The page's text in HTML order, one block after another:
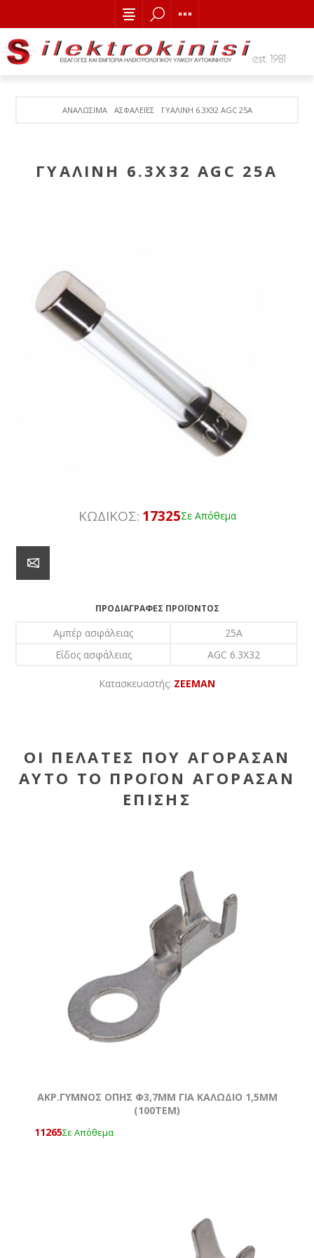
ΑΝΑΛΩΣΙΜΑ ΑΣΦΑΛΕΙΕΣ ΓΥΑΛΙΝΗ 6.3Χ32 AGC 25Α
ΓΥΑΛΙΝΗ 6.3Χ32 AGC 25Α
ΚΩΔΙΚΟΣ: 17325Σε Απόθεμα
ΠΡΟΔΙΑΓΡΑΦΈΣ ΠΡΟΪΌΝΤΟΣ
Αμπέρ ασφάλειας
25A
Είδος ασφάλειας
AGC 6.3X32
Κατασκευαστής: ZEEMAN
ΟΙ ΠΕΛΆΤΕΣ ΠΟΥ ΑΓΌΡΑΣΑΝ
ΑΥΤΌ ΤΟ ΠΡΟΪΌΝ ΑΓΌΡΑΣΑΝ
ΕΠΊΣΗΣ
ΑΚΡ.ΓΥΜΝΟΣ ΟΠΗΣ Φ3,7MM ΓΙΑ ΚΑΛΩΔΙΟ 1,5ΜΜ
(100ΤΕΜ)
11265Σε Απόθεμα